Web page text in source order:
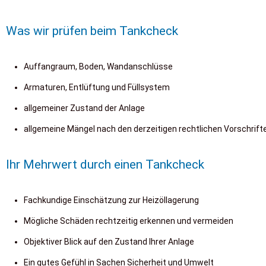
Was wir prüfen beim Tankcheck
Auffangraum, Boden, Wandanschlüsse
Armaturen, Entlüftung und Füllsystem
allgemeiner Zustand der Anlage
allgemeine Mängel nach den derzeitigen rechtlichen
Ihr Mehrwert durch einen Tankcheck
Fachkundige Einschätzung zur Heizöllagerung
Mögliche Schäden rechtzeitig erkennen und vermeiden
Objektiver Blick auf den Zustand Ihrer Anlage
Ein gutes Gefühl in Sachen Sicherheit und Umwelt